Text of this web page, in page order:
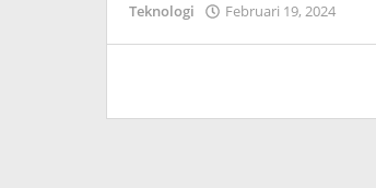
Teknologi Februari 19, 2024